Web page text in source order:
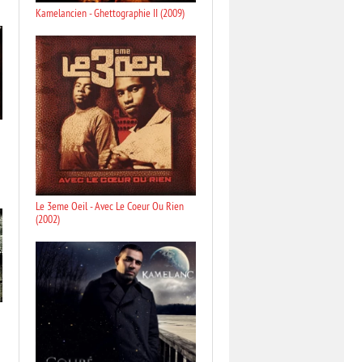
Kamelancien - Ghettographie II (2009)
Le 3eme Oeil - Avec Le Coeur Ou Rien
(2002)